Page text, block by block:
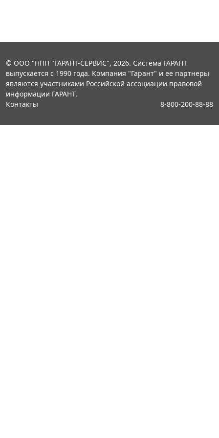
© ООО "НПП "ГАРАНТ-СЕРВИС", 2026. Система ГАРАНТ
выпускается с 1990 года. Компания "Гарант" и ее партнеры
являются участниками Российской ассоциации правовой
информации ГАРАНТ.
Контакты
8-800-200-88-88